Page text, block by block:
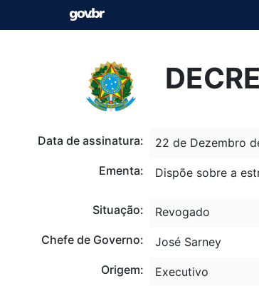
Data de assinatura:
22 de Dezembro
Ementa:
Dispõe sobre a
Situação:
Revogado
Chefe de Governo:
José Sarney
Origem:
Executivo